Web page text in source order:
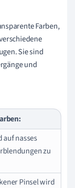
Farben,
Sie sind
und
auf nasses
zu
Pinsel wird